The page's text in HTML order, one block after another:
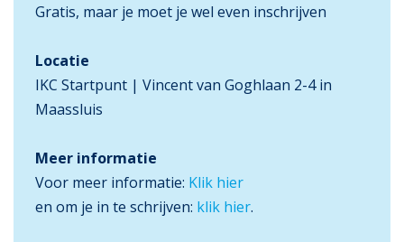
Gratis, maar je moet je wel even inschrijven
Locatie
IKC Startpunt | Vincent van Goghlaan 2-4 in
Maassluis
Meer informatie
Voor meer informatie: Klik hier
en om je in te schrijven: klik hier.